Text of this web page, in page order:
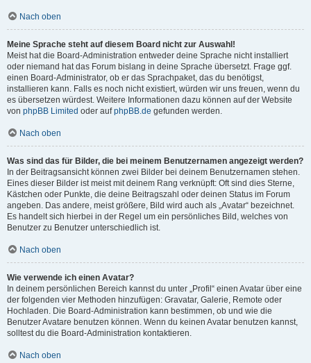
Nach oben
Meine Sprache steht auf diesem Board nicht zur Auswahl!
Meist hat die Board-Administration entweder deine Sprache nicht installiert
oder niemand hat das Forum bislang in deine Sprache übersetzt. Frage ggf.
einen Board-Administrator, ob er das Sprachpaket, das du benötigst,
installieren kann. Falls es noch nicht existiert, würden wir uns freuen, wenn du
es übersetzen würdest. Weitere Informationen dazu können auf der Website
von phpBB Limited oder aufphpBB.de gefunden werden.
Nach oben
Was sind das für Bilder, die bei meinem Benutzernamen angezeigt werden?
In der Beitragsansicht können zwei Bilder bei deinem Benutzernamen stehen.
Eines dieser Bilder ist meist mit deinem Rang verknüpft: Oft sind dies Sterne,
Kästchen oder Punkte, die deine Beitragszahl oder deinen Status im Forum
angeben. Das andere, meist größere, Bild wird auch als „Avatar“ bezeichnet.
Es handelt sich hierbei in der Regel um ein persönliches Bild, welches von
Benutzer zu Benutzer unterschiedlich ist.
Nach oben
Wie verwende ich einen Avatar?
In deinem persönlichen Bereich kannst du unter „Profil“ einen Avatar über eine
der folgenden vier Methoden hinzufügen: Gravatar, Galerie, Remote oder
Hochladen. Die Board-Administration kann bestimmen, ob und wie die
Benutzer Avatare benutzen können. Wenn du keinen Avatar benutzen kannst,
solltest du die Board-Administration kontaktieren.
Nach oben